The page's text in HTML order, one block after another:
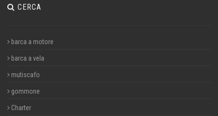
CERCA
barca a motore
barca a vela
mutiscafo
gommone
Charter